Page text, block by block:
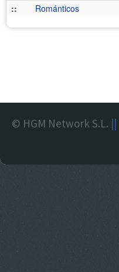
::
Románticos
© HGM Network S.L. ||